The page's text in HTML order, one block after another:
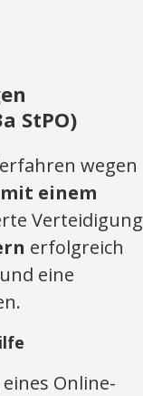
StPO)
wegen
einem
Verteidigung
erfolgreich
eine
Online-